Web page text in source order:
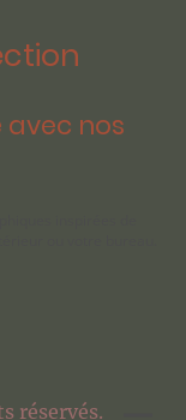
avec nos
réservés.